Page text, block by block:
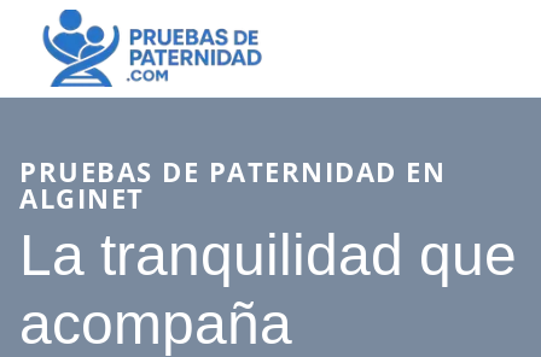
PRUEBAS DE PATERNIDAD EN
ALGINET
La tranquilidad que
acompaña